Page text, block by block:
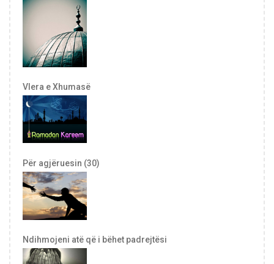
Vlera e Xhumasë
Për agjëruesin (30)
Ndihmojeni atë që i bëhet padrejtësi